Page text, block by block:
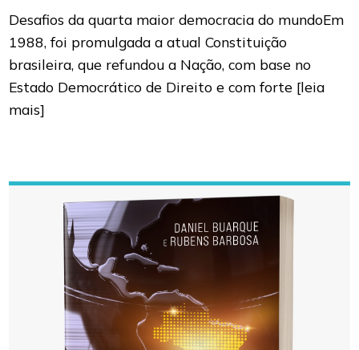
Desafios da quarta maior democracia do mundoEm
1988, foi promulgada a atual Constituição
brasileira, que refundou a Nação, com base no
Estado Democrático de Direito e com forte [leia
mais]